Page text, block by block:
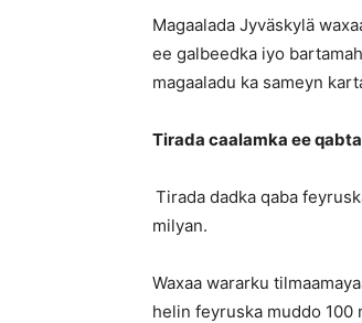
Magaalada Jyväskylä
ee galbeedka iyo
magaaladu ka sameyn
Tirada caalamka ee
Tirada dadka qaba
milyan.
Waxaa wararku
helin feyruska muddo 100